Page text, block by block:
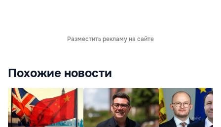
Разместить рекламу на сайте
Похожие новости